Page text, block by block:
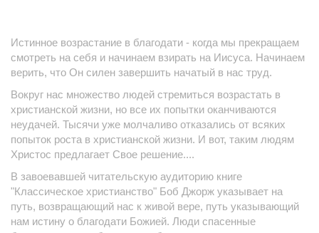
Истинное возрастание в благодати - когда мы прекращаем
смотреть на себя и начинаем взирать на Иисуса. Начинаем
верить, что Он силен завершить начатый в нас труд.
Вокруг нас множество людей стремиться возрастать в
христианской жизни, но все их попытки оканчиваются
неудачей. Тысячи уже молчаливо отказались от всяких
попыток роста в христианской жизни. И вот, таким людям
Христос предлагает Свое решение....
В завоевавшей читательскую аудиторию книге
"Классическое христианство" Боб Джорж указывает на
путь, возвращающий нас к живой вере, путь указывающий
нам истину о благодати Божией. Люди спасенные